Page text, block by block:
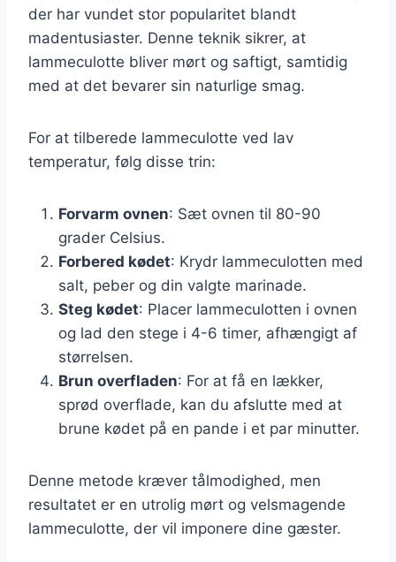
der har vundet stor popularitet blandt
madentusiaster. Denne teknik sikrer, at
lammeculotte bliver mørt og saftigt, samtidig
med at det bevarer sin naturlige smag.
For at tilberede lammeculotte ved lav
temperatur, følg disse trin:
Forvarm ovnen: Sæt ovnen til 80-90
grader Celsius.
Forbered kødet: Krydr lammeculotten med
salt, peber og din valgte marinade.
Steg kødet: Placer lammeculotten i ovnen
og lad den stege i 4-6 timer, afhængigt af
størrelsen.
Brun overfladen: For at få en lækker,
sprød overflade, kan du afslutte med at
brune kødet på en pande i et par minutter.
Denne metode kræver tålmodighed, men
resultatet er en utrolig mørt og velsmagende
lammeculotte, der vil imponere dine gæster.